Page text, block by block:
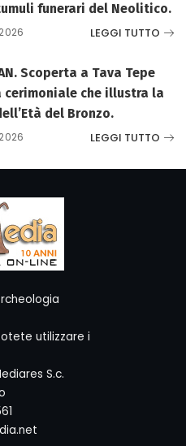
funerari del Neolitico.
LEGGI TUTTO
Scoperta a Tava Tepe
cerimoniale che illustra la
del Bronzo.
LEGGI TUTTO
utilizzare i
S.c.